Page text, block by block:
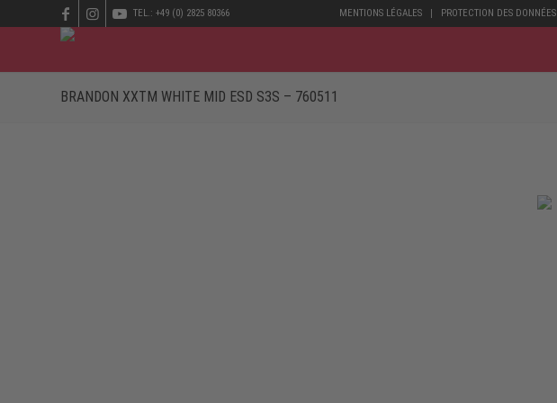
MENTIONS LÉGALES PROTECTION DES DONNÉES
TEL.: +49 (0) 2825 80366
BRANDON XXTM WHITE MID ESD S3S – 760511